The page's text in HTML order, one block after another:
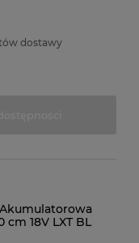
dostawy
Akumulatorowa
18V LXT BL